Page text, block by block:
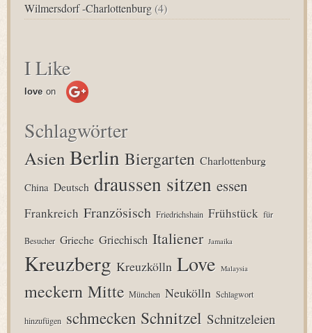
Wilmersdorf -Charlottenburg (4)
I Like
love on
Schlagwörter
Asien Berlin Biergarten Charlottenburg
China Deutsch draussen sitzen essen
Frankreich Französisch Friedrichshain Frühstück für
Besucher Grieche Griechisch Italiener Jamaika
Kreuzberg Kreuzkölln Love Malaysia
meckern Mitte München Neukölln Schlagwort
hinzufügen schmecken Schnitzel Schnitzeleien